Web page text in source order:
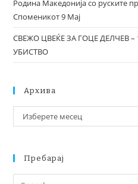
Родина Македонија со руските
Споменикот 9 Мај
СВЕЖО ЦВЕЌЕ ЗА ГОЦЕ ДЕЛЧЕВ
УБИСТВО
Архива
Изберете месец
Пребарај